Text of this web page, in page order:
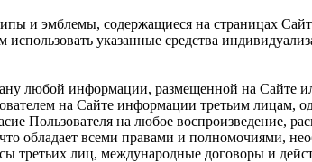
и эмблемы, содержащиеся на страницах
указанные средства
любой информации, размещенной на Сайте
на Сайте информации третьим лицам,
Пользователя на любое воспроизведение,
обладает всеми правами и полномочиями,
третьих лиц, международные договоры и